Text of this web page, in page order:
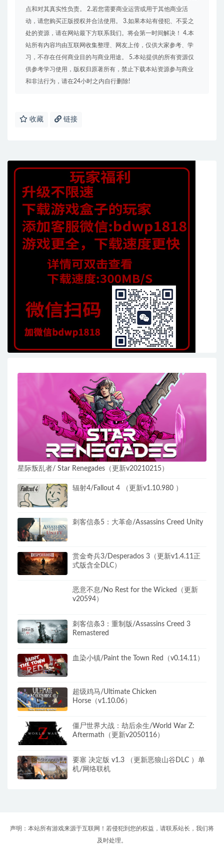
点和对其真实性负责。 2.若您需要商业运营或用于其他商业活
动，请您购买正版授权并合法使用。 3.如果本站有侵犯、不妥之
处的资源，请在网站最下方联系我们。将会第一时间解决！ 4.本
站所有内容均由互联网收集整理、网友上传，仅供大家参考、学
习，不存在任何商业目的与商业用途。 5.本站提供的所有资源仅
供参考学习使用，版权归原著所有，禁止下载本站资源参与商业
和非法行为，请在24小时之内自行删除!
收藏 链接
星际叛乱者/ Star Renegades（更新v20210215）​
辐射4/Fallout 4 （更新v1.10.980 ）
刺客信条5：大革命/Assassins Creed Unity
赏金奇兵3/Desperados 3（更新v1.4.11正
式版含全DLC）
恶意不息/No Rest for the Wicked（更新
v20594）
刺客信条3：重制版/Assassins Creed 3
Remastered
血染小镇/Paint the Town Red（v0.14.11）
超级鸡马/Ultimate Chicken
Horse（v1.10.06）
僵尸世界大战：劫后余生/World War Z:
Aftermath（更新v2050116）
要塞 决定版 v1.3 （更新恶狼山谷DLC ）单
机/网络联机
声明：本站所有游戏来源于互联网！若侵犯到您的权益，请联系站长，我们将
及时处理。